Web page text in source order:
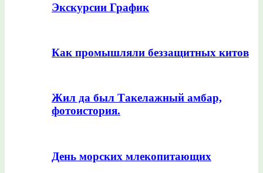
Экскурсии График
Как промышляли беззащитных китов
Жил да был Такелажный амбар,
фотоистория.
День морских млекопитающих